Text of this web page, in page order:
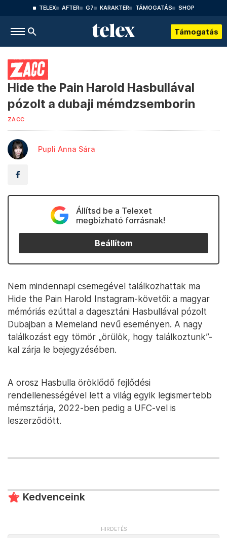
TELEX AFTER G7 KARAKTER TÁMOGATÁS SHOP
Támogatás
Hide the Pain Harold Hasbullával
pózolt a dubaji mémdzsemborin
ZACC
Pupli Anna Sára
Állítsd be a Telexet
megbízható forrásnak!
Beállítom
Nem mindennapi csemegével találkozhattak ma
Hide the Pain Harold Instagram-követői: a magyar
mémóriás ezúttal a dagesztáni Hasbullával pózolt
Dubajban a Memeland nevű eseményen. A nagy
találkozást egy tömör „örülök, hogy találkoztunk”-
kal zárja le bejegyzésében.
A orosz Hasbulla öröklődő fejlődési
rendellenességével lett a világ egyik legismertebb
mémsztárja, 2022-ben pedig a UFC-vel is
leszerződött.
Kedvenceink